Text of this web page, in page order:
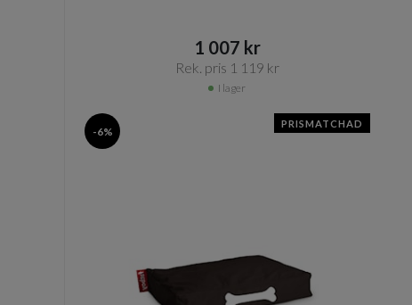
1 007 kr​​
Rek. pris 1 119 kr​​
I lager
-6%
PRISMATCHAD